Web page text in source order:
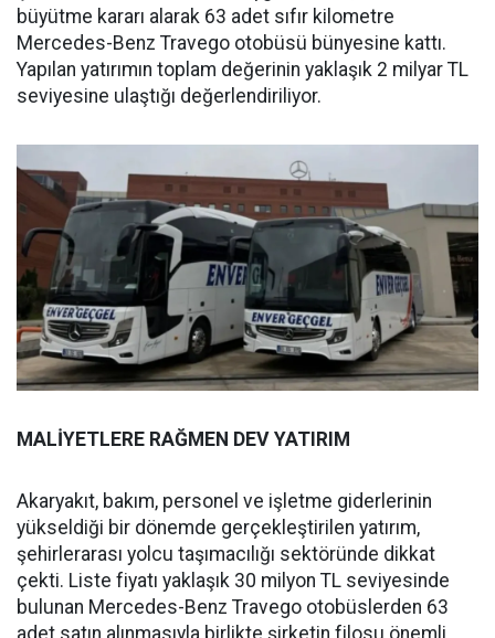
büyütme kararı alarak 63 adet sıfır kilometre
Mercedes-Benz Travego otobüsü bünyesine kattı.
Yapılan yatırımın toplam değerinin yaklaşık 2 milyar TL
seviyesine ulaştığı değerlendiriliyor.
MALİYETLERE RAĞMEN DEV YATIRIM
Akaryakıt, bakım, personel ve işletme giderlerinin
yükseldiği bir dönemde gerçekleştirilen yatırım,
şehirlerarası yolcu taşımacılığı sektöründe dikkat
çekti. Liste fiyatı yaklaşık 30 milyon TL seviyesinde
bulunan Mercedes-Benz Travego otobüslerden 63
adet satın alınmasıyla birlikte şirketin filosu önemli